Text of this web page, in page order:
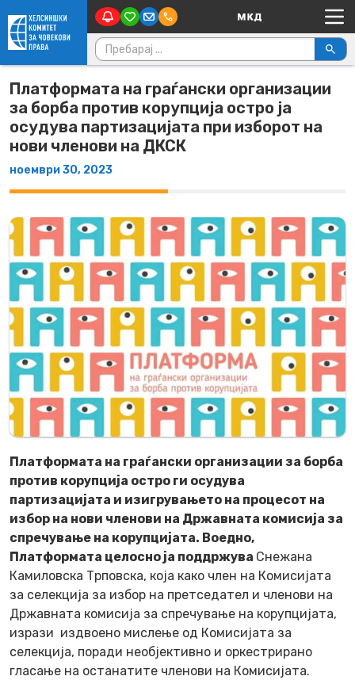
Skip to content Main Navigation
Пребарувај за:
Платформата на граѓански организации
за борба против корупција остро ја
осудува партизацијата при изборот на
нови членови на ДКСК
ноември 30, 2023
Платформата на граѓански организации за борба
против корупција остро ги осудува
партизацијата и изигрувањето на процесот на
избор на нови членови на Државната комисија за
спречување на корупцијата. Воедно,
Платформата целосно ја поддржува Снежана
Камиловска Трповска, која како член на Комисијата
за селекција за избор на претседател и членови на
Државната комисија за спречување на корупцијата,
изрази издвоено мислење од Комисијата за
селекција, поради необјективно и оркестрирано
гласање на останатите членови на Комисијата.